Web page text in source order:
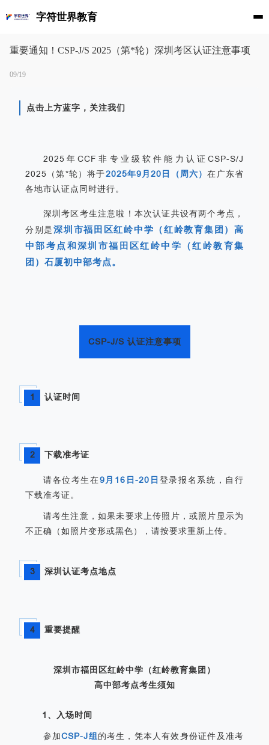
字符世界教育
重要通知！CSP-J/S 2025（第*轮）深圳考区认证注意事项
09/19
点击上方蓝字，关注我们
2025年CCF非专业级软件能力认证CSP-S/J
2025（第*轮）将于2025年9月20日（周六）在广东省
各地市认证点同时进行。
深圳考区考生注意啦！本次认证共设有两个考点，
分别是深圳市福田区红岭中学（红岭教育集团）高
中部考点和深圳市福田区红岭中学（红岭教育集
团）石厦初中部考点。
CSP-J/S 认证注意事项
1 认证时间
2 下载准考证
请各位考生在9月16日-20日 登录报名系统，自行
下载准考证。
请考生注意，如果未要求上传照片，或照片显示为
不正确（如照片变形或黑色），请按要求重新上传。
3 深圳认证考点地点
4 重要提醒
深圳市福田区红岭中学（红岭教育集团）
高中部考点考生须知
1、入场时间
参加CSP-J组的考生，凭本人有效身份证件及准考